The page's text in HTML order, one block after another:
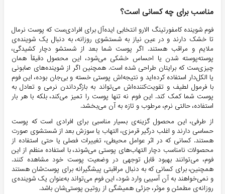
مناسب برای چه کسانی است؟
فوم شوینده کامفورتینگ الارو انتخابی ایده‌آل برای افرادی‌ست که پوست نرمال
تا خشک دارند و در عین نیاز به شستشوی روزانه، به دنبال یک شوینده‌ی
ملایم و مراقب هستند. اگر پوست شما بعد از شستشو دچار کشیدگی،
پوسته‌پوسته شدن یا احساس خشکی می‌شود، این محصول دقیقاً همان
چیزی‌ست که برایتان طراحی شده است. همچنین اگر از شوینده‌های صابونی
یا الکل‌دار استفاده کرده‌اید و نتیجه‌اش پوستی خسته و بی‌جان بوده، این فوم
با فرمول لطیف و تقویت‌کننده‌اش می‌تواند به بازگرداندن نرمی و تعادل به
پوست شما کمک کند. این فوم نه تنها پوست را تمیز می‌کند، بلکه با هر بار
استفاده، حالتی نرم، مرطوب و تازه به آن می‌بخشد.
از طرفی، این محصول گزینه‌ی بسیار مناسبی برای افرادی است که پوست
حساسی دارند و اغلب درگیر قرمزی، التهاب یا سوزش بعد از شستشوی صورت
هستند. کسانی که در اثر عوامل محیطی، تغییرات فصلی یا حتی استفاده از
محصولات نامناسب دچار التهاب‌های پوستی می‌شوند، با استفاده منظم از این
فوم، می‌توانند بهبود قابل توجهی در وضعیت پوست خود مشاهده کنند.
همچنین، برای کسانی که به دنبال مراقبتی پیشگیرانه برای پوست‌شان هستند
و نمی‌خواهند به آن آسیبی وارد شود، این فوم می‌تواند به‌عنوان یک شوینده‌ی
روزانه‌ی مطمئن و موثر، جزئی همیشگی از روتین پوستی‌شان باشد.